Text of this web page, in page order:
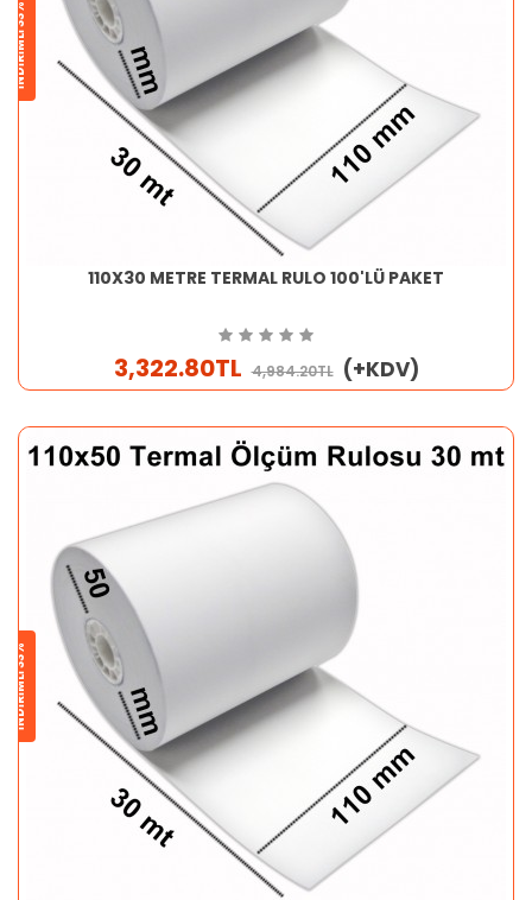
İNDİRİMLİ 33%
110X30 METRE TERMAL RULO 100'LÜ PAKET
3,322.80TL 4,984.20TL (+KDV)
İNDİRİMLİ 33%